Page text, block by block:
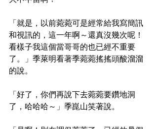
「就是，以前菀菀可是經常給我寫簡訊
和視訊的，這一年啊～還真沒幾次呢！
看樣子我這個當哥哥的也已經不重要
了。」季萊明看著季菀菀搖搖頭酸溜溜
的說。
「好了，你們再說下去菀菀要鑽地洞
了，哈哈哈～」季崑山笑著說。